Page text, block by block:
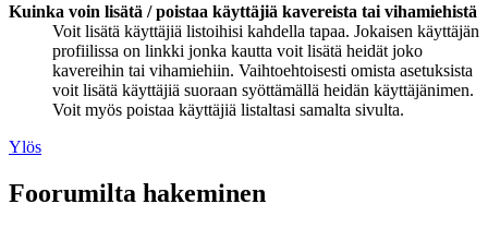
Kuinka voin lisätä / poistaa käyttäjiä kavereista tai vihamiehistä
Voit lisätä käyttäjiä listoihisi kahdella tapaa. Jokaisen käyttäjän
profiilissa on linkki jonka kautta voit lisätä heidät joko
kavereihin tai vihamiehiin. Vaihtoehtoisesti omista asetuksista
voit lisätä käyttäjiä suoraan syöttämällä heidän käyttäjänimen.
Voit myös poistaa käyttäjiä listaltasi samalta sivulta.
Ylös
Foorumilta hakeminen